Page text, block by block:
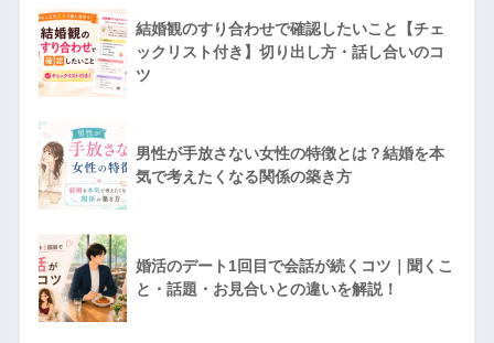
結婚観のすり合わせで確認したいこと【チェ
ックリスト付き】切り出し方・話し合いのコ
ツ
男性が手放さない女性の特徴とは？結婚を本
気で考えたくなる関係の築き方
婚活のデート1回目で会話が続くコツ｜聞くこ
と・話題・お見合いとの違いを解説！